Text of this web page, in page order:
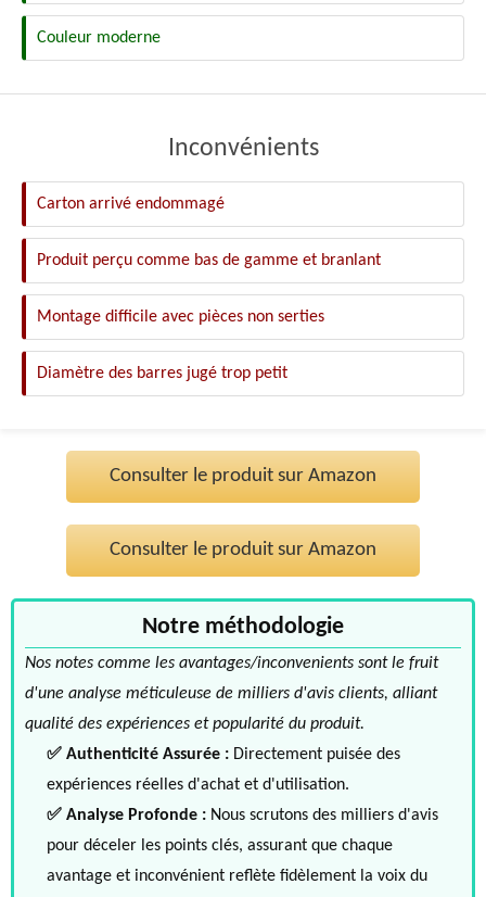
Couleur moderne
Inconvénients
Carton arrivé endommagé
Produit perçu comme bas de gamme et branlant
Montage difficile avec pièces non serties
Diamètre des barres jugé trop petit
Consulter le produit sur Amazon
Consulter le produit sur Amazon
Notre méthodologie
Nos notes comme les avantages/inconvenients sont le fruit
d'une analyse méticuleuse de milliers d'avis clients, alliant
qualité des expériences et popularité du produit.
✅ Authenticité Assurée : Directement puisée des
expériences réelles d'achat et d'utilisation.
✅ Analyse Profonde : Nous scrutons des milliers d'avis
pour déceler les points clés, assurant que chaque
avantage et inconvénient reflète fidèlement la voix du